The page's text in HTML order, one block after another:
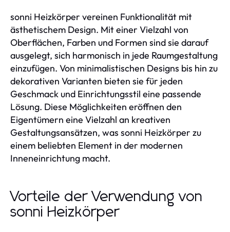
sonni Heizkörper vereinen Funktionalität mit
ästhetischem Design. Mit einer Vielzahl von
Oberflächen, Farben und Formen sind sie darauf
ausgelegt, sich harmonisch in jede Raumgestaltung
einzufügen. Von minimalistischen Designs bis hin zu
dekorativen Varianten bieten sie für jeden
Geschmack und Einrichtungsstil eine passende
Lösung. Diese Möglichkeiten eröffnen den
Eigentümern eine Vielzahl an kreativen
Gestaltungsansätzen, was sonni Heizkörper zu
einem beliebten Element in der modernen
Inneneinrichtung macht.
Vorteile der Verwendung von
sonni Heizkörper